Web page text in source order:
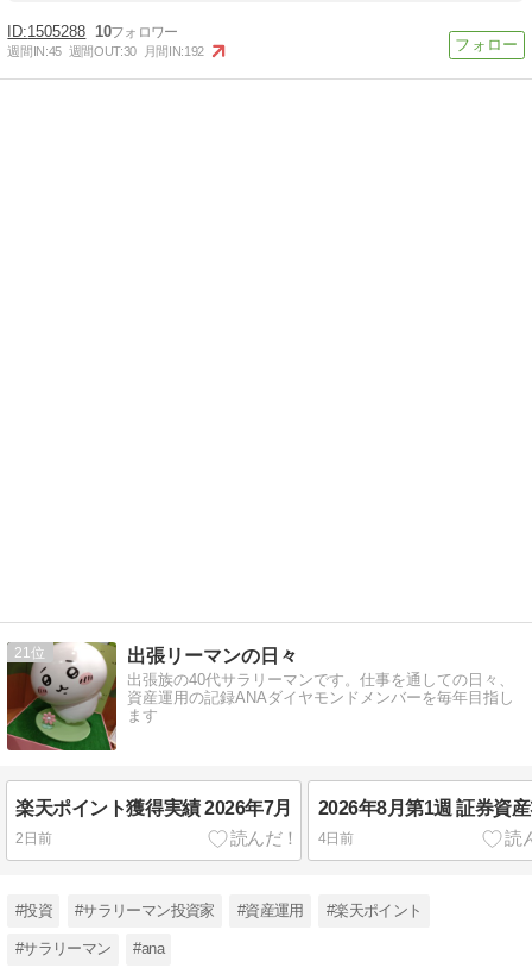
1505288 10
週間IN:45 週間OUT:30 月間IN:192
21 出張リーマンの日々
出張族の40代サラリーマンです。仕事を通しての日々、
資産運用の記録ANAダイヤモンドメンバーを毎年目指し
ます
楽天ポイント獲得実績 2026年7月
2日前
2026年8月第1週 証券資
4日前
#投資 #サラリーマン投資家 #資産運用 #楽天ポイント
#サラリーマン #ana